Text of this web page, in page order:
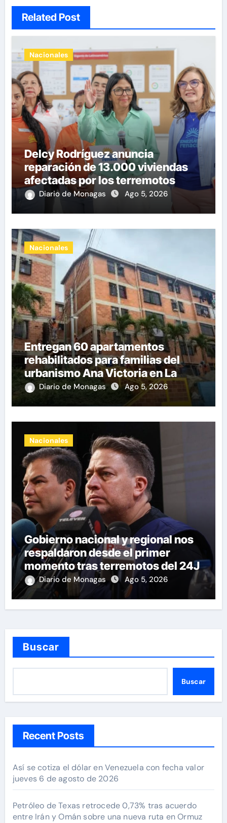
Related Post
Nacionales
Delcy Rodríguez anuncia
reparación de 13.000 viviendas
afectadas por los terremotos
Diario de Monagas Ago 5, 2026
Nacionales
Entregan 60 apartamentos
rehabilitados para familias del
urbanismo Ana Victoria en La
Guaira
Diario de Monagas Ago 5, 2026
Nacionales
Gobierno nacional y regional nos
respaldaron desde el primer
momento tras terremotos del 24J
Diario de Monagas Ago 5, 2026
Buscar
Buscar
Recent Posts
Así se cotiza el dólar en Venezuela con fecha valor
jueves 6 de agosto de 2026
Petróleo de Texas retrocede 0,73% tras acuerdo
entre Irán y Omán sobre una nueva ruta en Ormuz